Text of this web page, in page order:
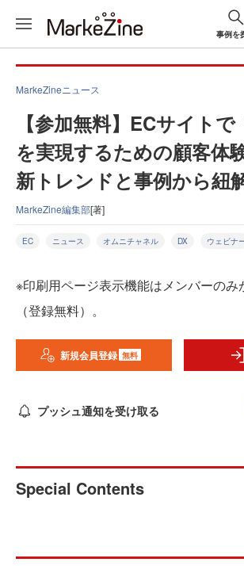
事例を
MarkeZineニュース
【参加無料】ECサイトで
を実現するための顧客
新トレンドと事例から紐
MarkeZine編集部[著]
EC ニュース オムニチャネル DX ウェビナ
※印刷用ページ表示機能はメンバーのみ
（登録無料）。
新規会員登録 無料
プッシュ通知を受け取る
Special Contents